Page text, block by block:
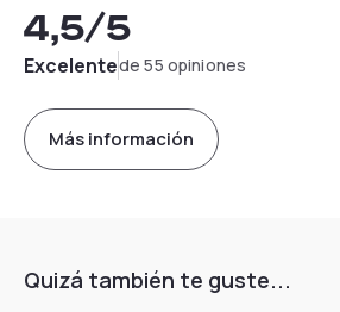
4,5/5
Excelentede 55 opiniones
Más información
Quizá también te guste...